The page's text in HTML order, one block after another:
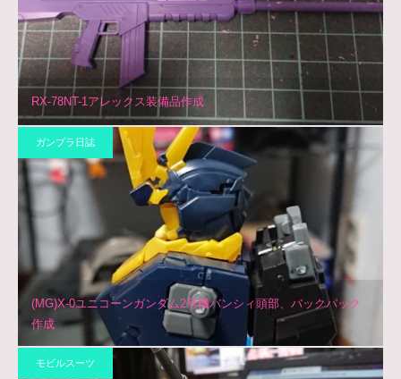
RX-78NT-1アレックス装備品作成
ガンプラ日誌
(MG)X-0ユニコーンガンダム2号機バンシィ頭部、バックパック
作成
モビルスーツ